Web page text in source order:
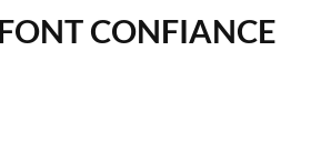
CONFIANCE